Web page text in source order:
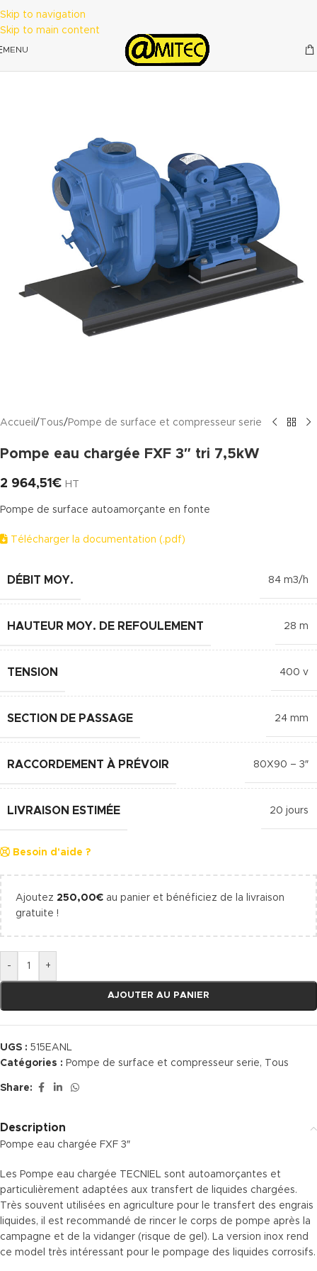
Skip to navigation
Skip to main content
MENU
Accueil /Tous/ Pompe de surface et compresseur serie
Pompe eau chargée FXF 3″ tri 7,5kW
2 964,51 € HT
Pompe de surface autoamorçante en fonte
Télécharger la documentation (.pdf)
DÉBIT MOY. 84 m3/h
HAUTEUR MOY. DE REFOULEMENT 28 m
TENSION 400 v
SECTION DE PASSAGE 24 mm
RACCORDEMENT À PRÉVOIR 80X90 – 3″
LIVRAISON ESTIMÉE 20 jours
Besoin d'aide ?
Ajoutez 250,00€ au panier et bénéficiez de la livraison
gratuite !
- +
AJOUTER AU PANIER
UGS : 515EANL
Catégories : Pompe de surface et compresseur serie, Tous
Share:
Description
Pompe eau chargée FXF 3″
Les Pompe eau chargée TECNIEL sont autoamorçantes et
particulièrement adaptées aux transfert de liquides chargées.
Très souvent utilisées en agriculture pour le transfert des engrais
liquides, il est recommandé de rincer le corps de pompe après la
campagne et de la vidanger (risque de gel). La version inox rend
ce model très intéressant pour le pompage des liquides corrosifs.